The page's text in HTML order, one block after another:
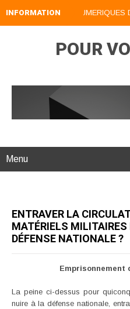
INFORMATION
NOS LIVRES NUMERIQUES
POUR
Menu
ENTRAVER LA
MATÉRIELS MILITAIRES
DÉFENSE NATIONALE ?
Emprisonnement
La peine ci-dessus pour
nuire à la défense nationale,